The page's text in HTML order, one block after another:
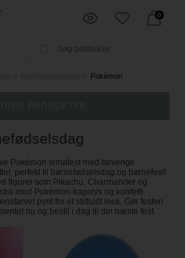
0
Pokémon
Pokèmon temafest med farverige
perfekt til børnefødselsdag og børnefest!
figurer som Pikachu, Charmander og
med Pokémon-kagelys og konfetti.
pynt for et stilfuldt look. Gør festen
nu og bestil i dag til din næste fest.